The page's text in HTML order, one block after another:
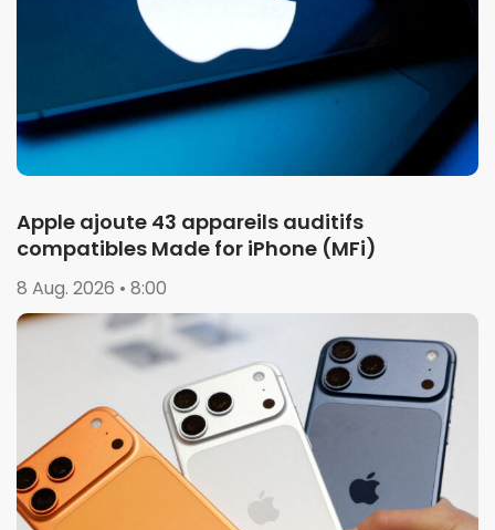
Apple ajoute 43 appareils auditifs
compatibles Made for iPhone (MFi)
8 Aug. 2026 • 8:00